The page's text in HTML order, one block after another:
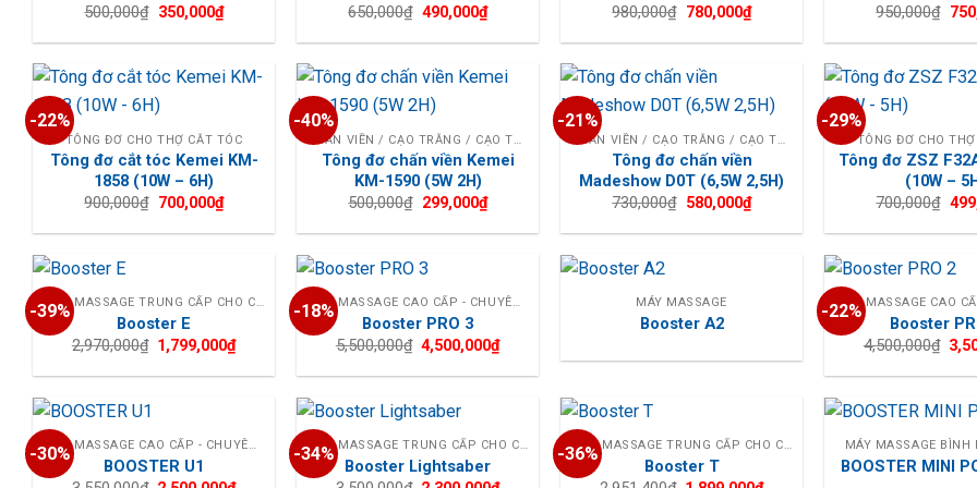
500,000₫ Giá
là:
350,000₫Giá
hiện
tại
350,000₫.
650,000₫ Giá
là:
490,000₫Giá
hiện
tại
490,000₫.
980,000₫ Giá
là:
780,000₫Giá
hiện
tại
950,000₫ Giá
là:
-22%
TÔNG ĐƠ CHO THỢ CẮT TÓC
Tông đơ cắt tóc Kemei KM-
1858 (10W – 6H)
900,000₫ Giá
là:
700,000₫Giá
hiện
tại
-40%
CHẤN VIỀN / CẠO TRẮNG / CẠO TRỌC
Tông đơ chấn viền Kemei
KM-1590 (5W 2H)
500,000₫ Giá
là:
299,000₫Giá
hiện
tại
-21%
CHẤN VIỀN / CẠO TRẮNG / CẠO TRỌC
Tông đơ chấn viền
Madeshow D0T (6,5W 2,5H)
730,000₫ Giá
là:
580,000₫Giá
hiện
tại
-29%
TÔNG ĐƠ CHO
Tông đơ ZSZ
(10W –
700,000₫ Giá
là:
-39% MÁY MASSAGE TRUNG CẤP CHO CÁ NHÂN
Booster E
2,970,000₫ Giá
gốc
là:
1,799,000₫Giá
hiện
tại
1,799,000₫.
-18% MÁY MASSAGE CAO CẤP - CHUYÊN NGHIỆP
Booster PRO 3
5,500,000₫ Giá
gốc
là:
4,500,000₫Giá
hiện
tại
4,500,000₫.
MÁY MASSAGE
Booster A2
-22%
Booster
4,500,000₫ Giá
gốc
là:
-30% MÁY MASSAGE CAO CẤP - CHUYÊN NGHIỆP
BOOSTER U1
-34% MÁY MASSAGE TRUNG CẤP CHO CÁ NHÂN
Booster Lightsaber
-36% MÁY MASSAGE TRUNG CẤP CHO CÁ NHÂN
Booster T
MÁY MASSAGE BÌNH
BOOSTER MINI